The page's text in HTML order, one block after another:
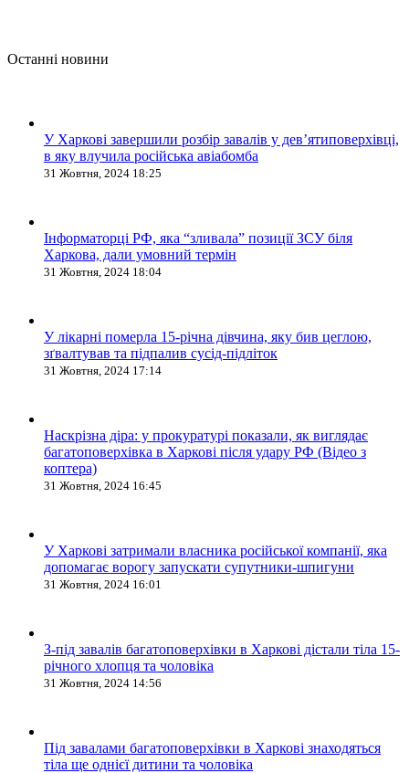
Останні новини
У Харкові завершили розбір завалів у дев’ятиповерхівці,
в яку влучила російська авіабомба
31 Жовтня, 2024 18:25
Інформаторці РФ, яка “зливала” позиції ЗСУ біля
Харкова, дали умовний термін
31 Жовтня, 2024 18:04
У лікарні померла 15-річна дівчина, яку бив цеглою,
зґвалтував та підпалив сусід-підліток
31 Жовтня, 2024 17:14
Наскрізна діра: у прокуратурі показали, як виглядає
багатоповерхівка в Харкові після удару РФ (Відео з
коптера)
31 Жовтня, 2024 16:45
У Харкові затримали власника російської компанії, яка
допомагає ворогу запускати супутники-шпигуни
31 Жовтня, 2024 16:01
З-під завалів багатоповерхівки в Харкові дістали тіла 15-
річного хлопця та чоловіка
31 Жовтня, 2024 14:56
Під завалами багатоповерхівки в Харкові знаходяться
тіла ще однієї дитини та чоловіка